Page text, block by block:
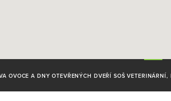
OVOCE A DNY OTEVŘENÝCH DVEŘÍ SOŠ